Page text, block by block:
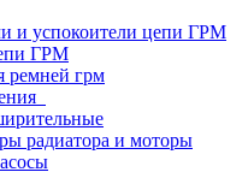
и успокоители цепи ГРМ
ГРМ
ремней грм
радиатора и моторы